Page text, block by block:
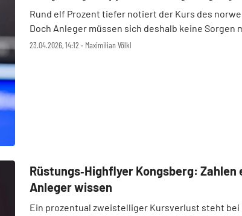
23.04.2026, 14:12 ‧ Maximilian Völkl
Rund elf Prozent tiefer notiert der Kurs des
Doch Anleger müssen sich deshalb keine
Kongsberg Maritime. Die Abspaltung der Schifftoc
Rüstungs‑Highflyer Kongsberg:
Anleger wissen
Ein prozentual zweistelliger Kursverlust steht